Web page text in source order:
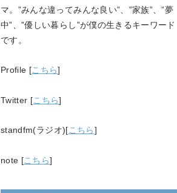
マ。 ”みんな違ってみんな良い” ”家族” 、”夢
中” 、”優しい暮らし”が僕の生きるキーワード
です。
Profile [こちら]
Twitter [こちら]
standfm(ラジオ)[こちら]
note [こちら]